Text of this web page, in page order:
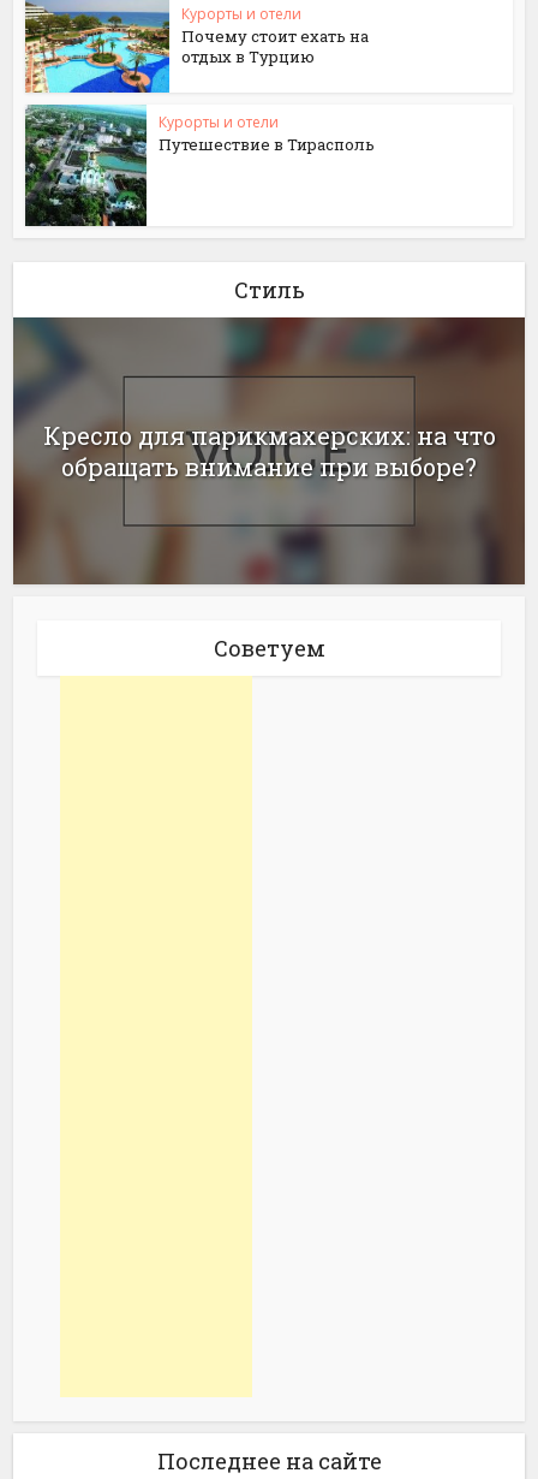
Курорты и отели
Почему стоит ехать на
отдых в Турцию
Курорты и отели
Путешествие в Тирасполь
Стиль
Кресло для парикмахерских: на что
обращать внимание при выборе?
Советуем
Последнее на сайте